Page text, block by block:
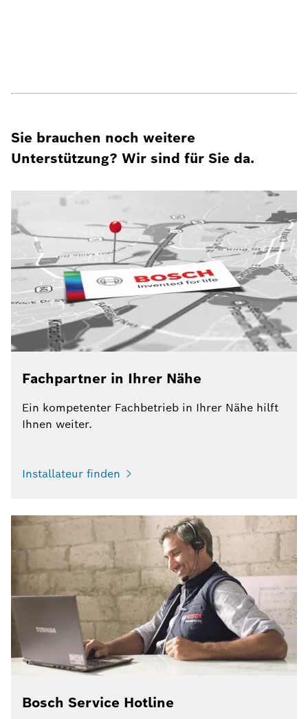
Sie brauchen noch weitere
Unterstützung? Wir sind für Sie da.
Fachpartner in Ihrer Nähe
Ein kompetenter Fachbetrieb in Ihrer Nähe hilft
Ihnen weiter.
Installateur finden
Bosch Service Hotline